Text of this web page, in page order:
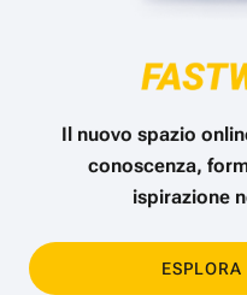
Il nuovo spazio
conoscenza,
ispirazione